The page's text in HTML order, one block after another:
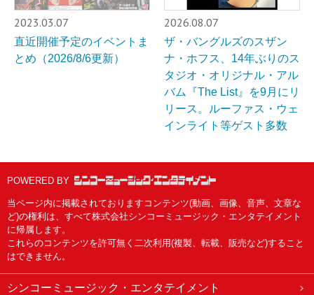
2023.03.07
直近開催予定のイベントま
とめ（2026/8/6更新）
2026.08.07
ザ・バングルズのスザン
ナ・ホフス、14年ぶりのス
タジオ・オリジナル・アル
バム『The List』を9月にリ
リース。ルーファス・ウェ
インライト等ゲスト多数
POWERED BY
当ページ内に掲載されておりますコンテンツ(動画、画像、音声、文章な
ど)の権利は、すべて株式会社シンコーミュージック・エンタテイメント
に帰属します。
これらのコンテンツを許可無く二次利用(複製、転載、販売など)すること
はできません。
シンコーミュージック・エンタテイメント